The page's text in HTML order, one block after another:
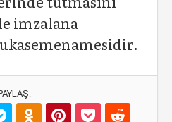
imzalana